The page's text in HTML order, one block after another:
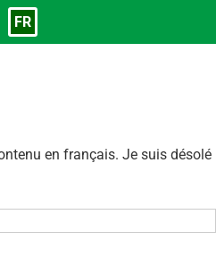
FR
en français. Je suis désolé